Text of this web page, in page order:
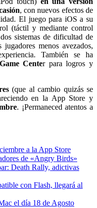
, con nuevos efectos de
El juego para iOS a su
(táctil y mediante control
sistemas de dificultad de
menos avezados,
También se ha
Game Center para logros y
(que al cambio quizás se
en la App Store y
. ¡Permaneced atentos a
a la App Store
de «Angry Birds»
Death Rally, adictivas
con Flash, llegará al
el día 18 de Agosto